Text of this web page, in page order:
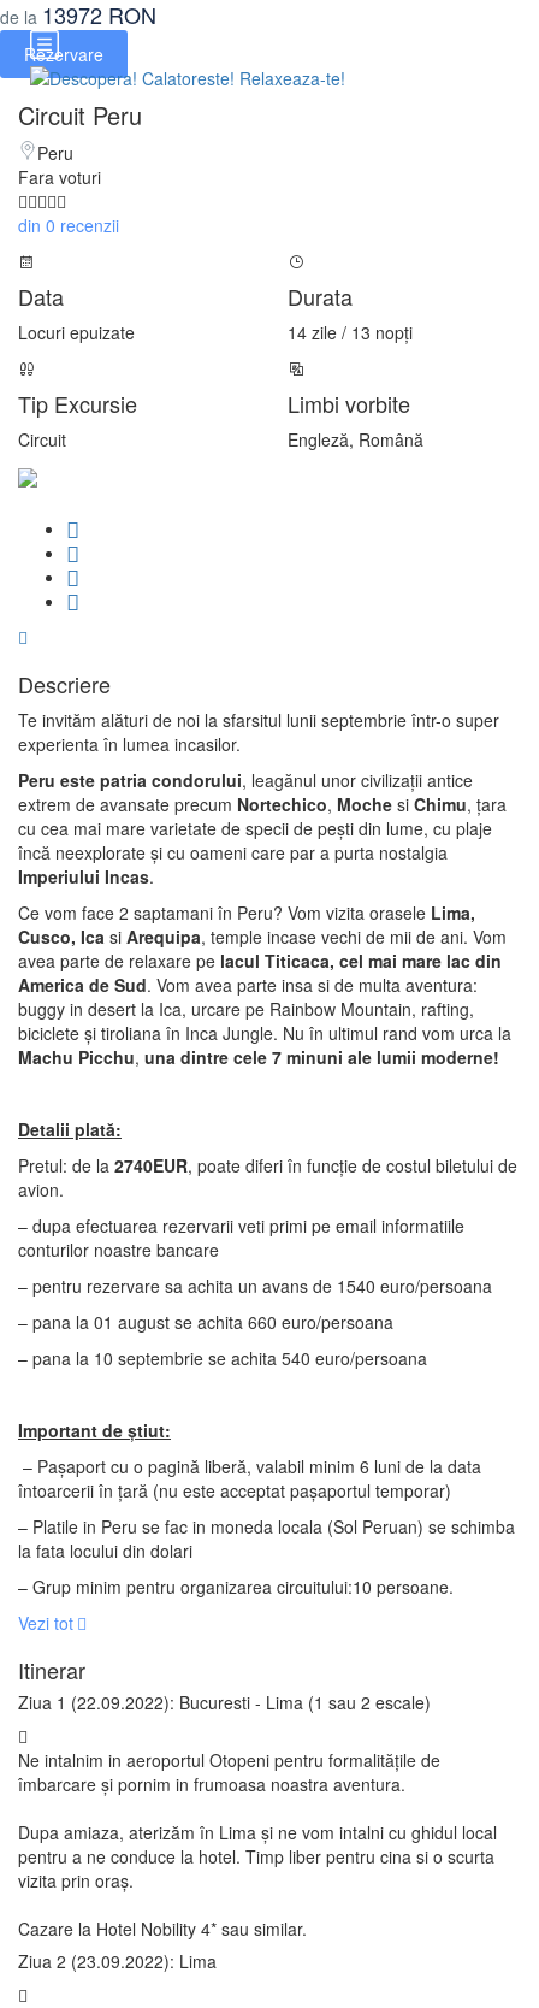
de la 13972 RON
Rezervare
Circuit Peru
Peru
Fara voturi
din 0 recenzii
Data
Locuri epuizate
Durata
14 zile / 13 nopți
Tip Excursie
Circuit
Limbi vorbite
Engleză, Română
Descriere
Te invităm alături de noi la sfarsitul lunii septembrie într-o super
experienta în lumea incasilor.
Peru este patria condorului, leagănul unor civilizații antice
extrem de avansate precum Nortechico, Moche si Chimu, țara
cu cea mai mare varietate de specii de pești din lume, cu plaje
încă neexplorate și cu oameni care par a purta nostalgia
Imperiului Incas.
Ce vom face 2 saptamani în Peru? Vom vizita orasele Lima,
Cusco, Ica si Arequipa, temple incase vechi de mii de ani. Vom
avea parte de relaxare pe lacul Titicaca, cel mai mare lac din
America de Sud. Vom avea parte insa si de multa aventura:
buggy in desert la Ica, urcare pe Rainbow Mountain, rafting,
biciclete și tiroliana în Inca Jungle. Nu în ultimul rand vom urca la
Machu Picchu, una dintre cele 7 minuni ale lumii moderne!
Detalii plată:
Pretul: de la 2740EUR, poate diferi în funcție de costul biletului de
avion.
– dupa efectuarea rezervarii veti primi pe email informatiile
conturilor noastre bancare
– pentru rezervare sa achita un avans de 1540 euro/persoana
– pana la 01 august se achita 660 euro/persoana
– pana la 10 septembrie se achita 540 euro/persoana
Important de știut:
– Pașaport cu o pagină liberă, valabil minim 6 luni de la data
întoarcerii în țară (nu este acceptat pașaportul temporar)
– Platile in Peru se fac in moneda locala (Sol Peruan) se schimba
la fata locului din dolari
– Grup minim pentru organizarea circuitului:10 persoane.
Vezi tot
Itinerar
Ziua 1 (22.09.2022): Bucuresti - Lima (1 sau 2 escale)
Ne intalnim in aeroportul Otopeni pentru formalitățile de
îmbarcare și pornim in frumoasa noastra aventura.
Dupa amiaza, aterizăm în Lima și ne vom intalni cu ghidul local
pentru a ne conduce la hotel. Timp liber pentru cina si o scurta
vizita prin oraș.
Cazare la Hotel Nobility 4* sau similar.
Ziua 2 (23.09.2022): Lima